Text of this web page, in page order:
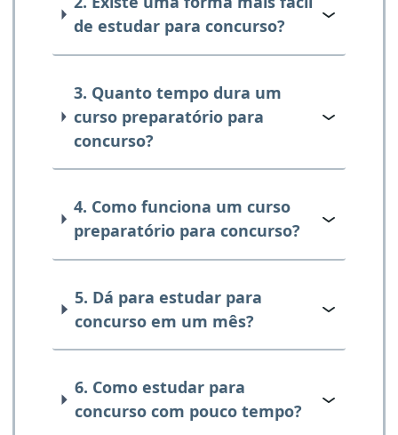
de estudar para concurso?
3. Quanto tempo dura um
curso preparatório para
concurso?
4. Como funciona um curso
preparatório para concurso?
5. Dá para estudar para
concurso em um mês?
6. Como estudar para
concurso com pouco tempo?